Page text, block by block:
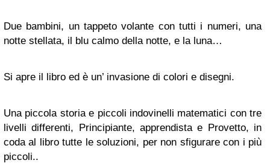
Due bambini, un tappeto volante con tutti i numeri, una
notte stellata, il blu calmo della notte, e la luna…
Si apre il libro ed è un’ invasione di colori e disegni.
Una piccola storia e piccoli indovinelli matematici con tre
livelli differenti, Principiante, apprendista e Provetto, in
coda al libro tutte le soluzioni, per non sfigurare con i più
piccoli..